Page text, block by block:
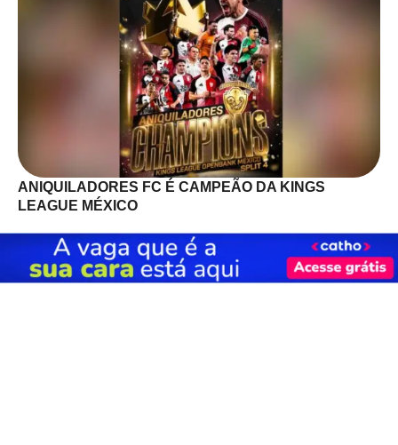
ANIQUILADORES FC É CAMPEÃO DA KINGS
LEAGUE MÉXICO